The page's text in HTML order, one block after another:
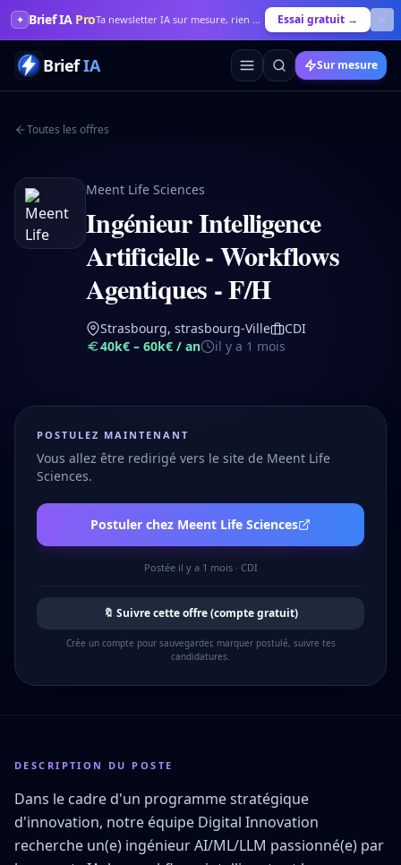
✦ Brief IA Pro Ta newsletter IA sur mesure, rien que pour toi Essai gratuit →
BriefIA Sur mesure
Toutes les offres
Meent Life Sciences
Ingénieur Intelligence
Artificielle - Workflows
Agentiques - F/H
Strasbourg, strasbourg-Ville
CDI
40k€ – 60k€ / an il y a 1 mois
POSTULEZ MAINTENANT
Vous allez être redirigé vers le site de Meent Life
Sciences.
Postuler chez Meent Life Sciences
Postée il y a 1 mois· CDI
🔖 Suivre cette offre (compte gratuit)
Crée un compte pour sauvegarder, marquer postulé, suivre tes
candidatures.
DESCRIPTION DU POSTE
Dans le cadre d'un programme stratégique
d'innovation, notre équipe Digital Innovation
recherche un(e) ingénieur AI/ML/LLM passionné(e) par